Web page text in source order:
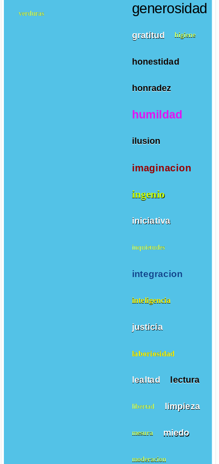
generosidad
gratitud higiene
honestidad
honradez
humildad
ilusion
imaginacion
ingenio
iniciativa
inquietudes
integracion
inteligencia
justicia
laboriosidad
lealtad lectura
libertad limpieza
mesura miedo
moderacion
verduras